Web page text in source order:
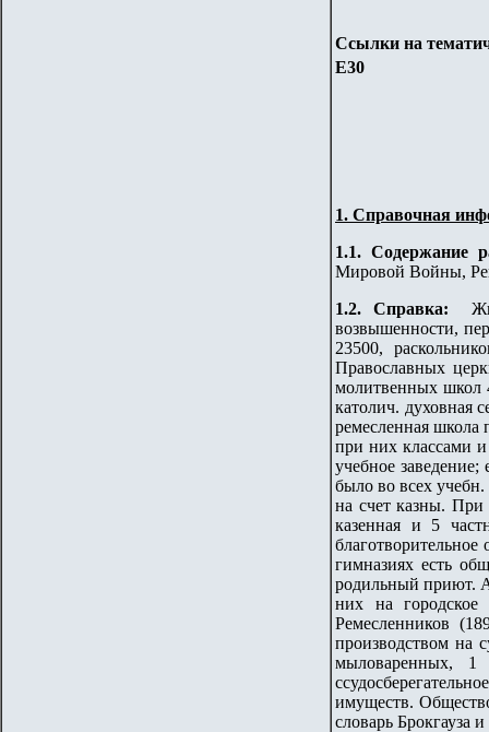
Ссылки на
Е30
1. Справочная
1.1. Содержание
Мировой Войны,
1.2. Справка:
возвышенности,
23500,
Православных
молитвенных школ
католич. духовная
ремесленная школа
при них классами
учебное
было во всех
на счет казны.
казенная и 5
гимназиях есть
родильный приют.
них на городское
Ремесленников
производством на
мыловаренных,
имуществ.
словарь Брокгауза